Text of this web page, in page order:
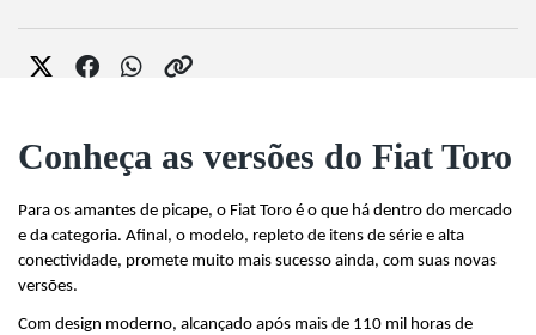
Conheça as versões do Fiat Toro
Para os amantes de picape, o Fiat Toro é o que há dentro do mercado
e da categoria. Afinal, o modelo, repleto de itens de série e alta
conectividade, promete muito mais sucesso ainda, com suas novas
versões.
Com design moderno, alcançado após mais de 110 mil horas de